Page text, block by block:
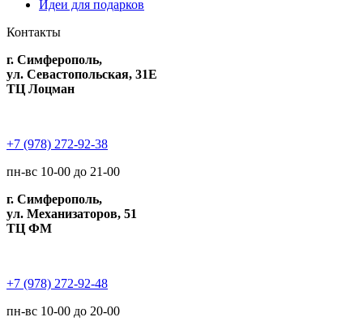
Идеи для подарков
Контакты
г. Симферополь,
ул. Севастопольская, 31Е
ТЦ Лоцман
+7 (978) 272-92-38
пн-вс 10-00 до 21-00
г. Симферополь,
ул. Механизаторов, 51
ТЦ ФМ
+7 (978) 272-92-48
пн-вс 10-00 до 20-00